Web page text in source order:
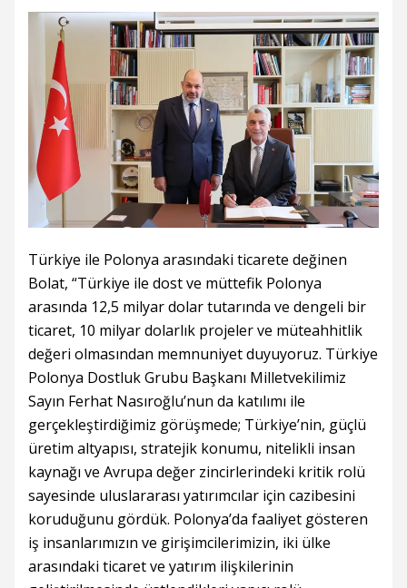
Türkiye ile Polonya arasındaki ticarete değinen
Bolat, “Türkiye ile dost ve müttefik Polonya
arasında 12,5 milyar dolar tutarında ve dengeli bir
ticaret, 10 milyar dolarlık projeler ve müteahhitlik
değeri olmasından memnuniyet duyuyoruz. Türkiye
Polonya Dostluk Grubu Başkanı Milletvekilimiz
Sayın Ferhat Nasıroğlu’nun da katılımı ile
gerçekleştirdiğimiz görüşmede; Türkiye’nin, güçlü
üretim altyapısı, stratejik konumu, nitelikli insan
kaynağı ve Avrupa değer zincirlerindeki kritik rolü
sayesinde uluslararası yatırımcılar için cazibesini
koruduğunu gördük. Polonya’da faaliyet gösteren
iş insanlarımızın ve girişimcilerimizin, iki ülke
arasındaki ticaret ve yatırım ilişkilerinin